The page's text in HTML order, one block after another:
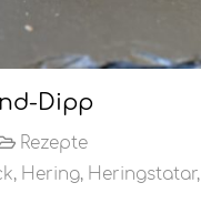
Dipp
Rezepte
, Hering, Heringstatar,